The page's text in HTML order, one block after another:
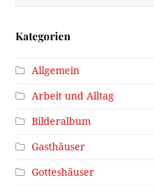
Kategorien
Allgemein
Arbeit und Alltag
Bilderalbum
Gasthäuser
Gotteshäuser